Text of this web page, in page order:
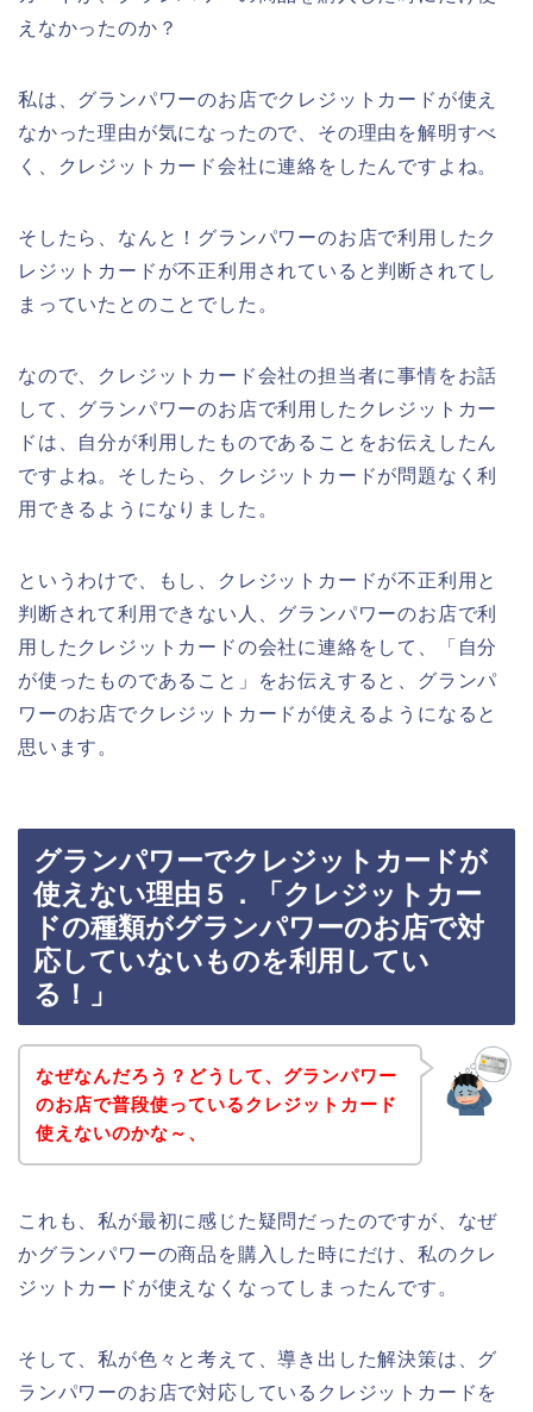
えなかったのか？
私は、グランパワーのお店でクレジットカードが使え
なかった理由が気になったので、その理由を解明すべ
く、クレジットカード会社に連絡をしたんですよね。
そしたら、なんと！グランパワーのお店で利用したク
レジットカードが不正利用されていると判断されてし
まっていたとのことでした。
なので、クレジットカード会社の担当者に事情をお話
して、グランパワーのお店で利用したクレジットカー
ドは、自分が利用したものであることをお伝えしたん
ですよね。そしたら、クレジットカードが問題なく利
用できるようになりました。
というわけで、もし、クレジットカードが不正利用と
判断されて利用できない人、グランパワーのお店で利
用したクレジットカードの会社に連絡をして、「自分
が使ったものであること」をお伝えすると、グランパ
ワーのお店でクレジットカードが使えるようになると
思います。
グランパワーでクレジットカードが
使えない理由５．「クレジットカー
ドの種類がグランパワーのお店で対
応していないものを利用してい
る！」
なぜなんだろう？どうして、グランパワー
のお店で普段使っているクレジットカード
使えないのかな～、
これも、私が最初に感じた疑問だったのですが、なぜ
かグランパワーの商品を購入した時にだけ、私のクレ
ジットカードが使えなくなってしまったんです。
そして、私が色々と考えて、導き出した解決策は、グ
ランパワーのお店で対応しているクレジットカードを